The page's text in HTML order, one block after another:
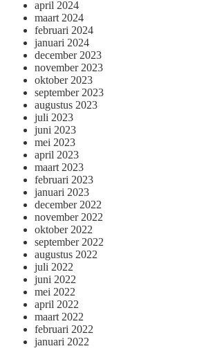
april 2024
maart 2024
februari 2024
januari 2024
december 2023
november 2023
oktober 2023
september 2023
augustus 2023
juli 2023
juni 2023
mei 2023
april 2023
maart 2023
februari 2023
januari 2023
december 2022
november 2022
oktober 2022
september 2022
augustus 2022
juli 2022
juni 2022
mei 2022
april 2022
maart 2022
februari 2022
januari 2022